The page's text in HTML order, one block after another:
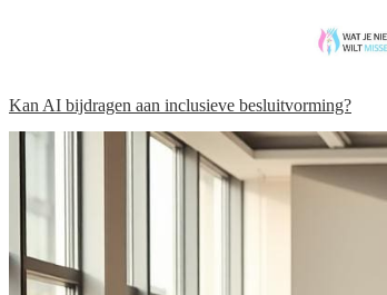
Kan AI bijdragen aan inclusieve besluitvorming?